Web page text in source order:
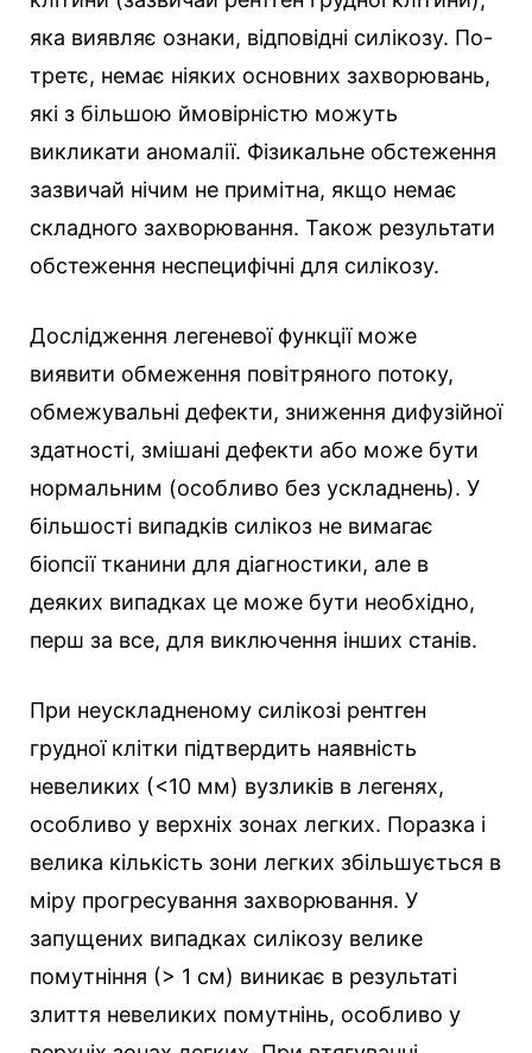
яка виявляє ознаки, відповідні силікозу. По-
третє, немає ніяких основних захворювань,
які з більшою ймовірністю можуть
викликати аномалії. Фізикальне обстеження
зазвичай нічим не примітна, якщо немає
складного захворювання. Також результати
обстеження неспецифічні для силікозу.
Дослідження легеневої функції може
виявити обмеження повітряного потоку,
обмежувальні дефекти, зниження дифузійної
здатності, змішані дефекти або може бути
нормальним (особливо без ускладнень). У
більшості випадків силікоз не вимагає
біопсії тканини для діагностики, але в
деяких випадках це може бути необхідно,
перш за все, для виключення інших станів.
При неускладненому силікозі рентген
грудної клітки підтвердить наявність
невеликих (<10 мм) вузликів в легенях,
особливо у верхніх зонах легких. Поразка і
велика кількість зони легких збільшується в
міру прогресування захворювання. У
запущених випадках силікозу велике
помутніння (> 1 см) виникає в результаті
злиття невеликих помутнінь, особливо у